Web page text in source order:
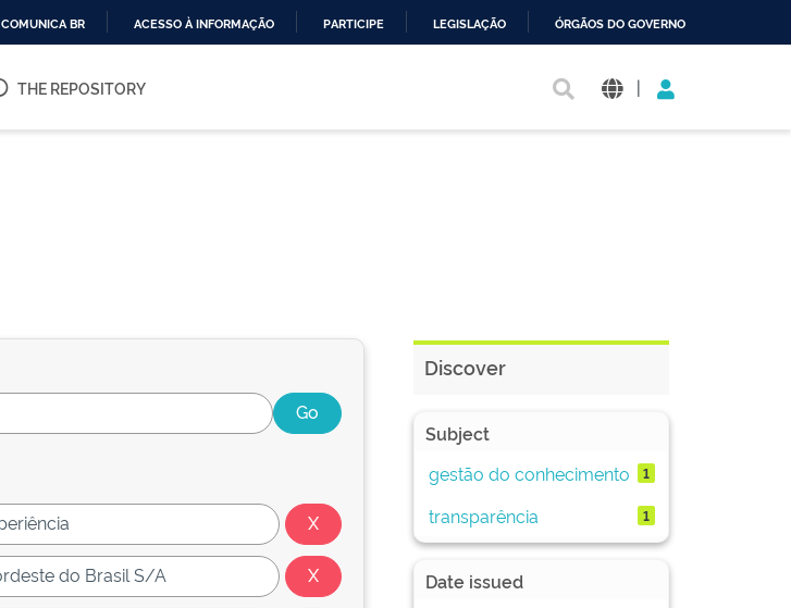
O
COMUNICA BR ACESSO À INFORMAÇÃO PARTICIPE LEGISLAÇÃO ÓRGÃOS DO GOVERNO
THE REPOSITORY |
Discover
Subject
gestão do conhecimento
1
transparência 1
Date issued